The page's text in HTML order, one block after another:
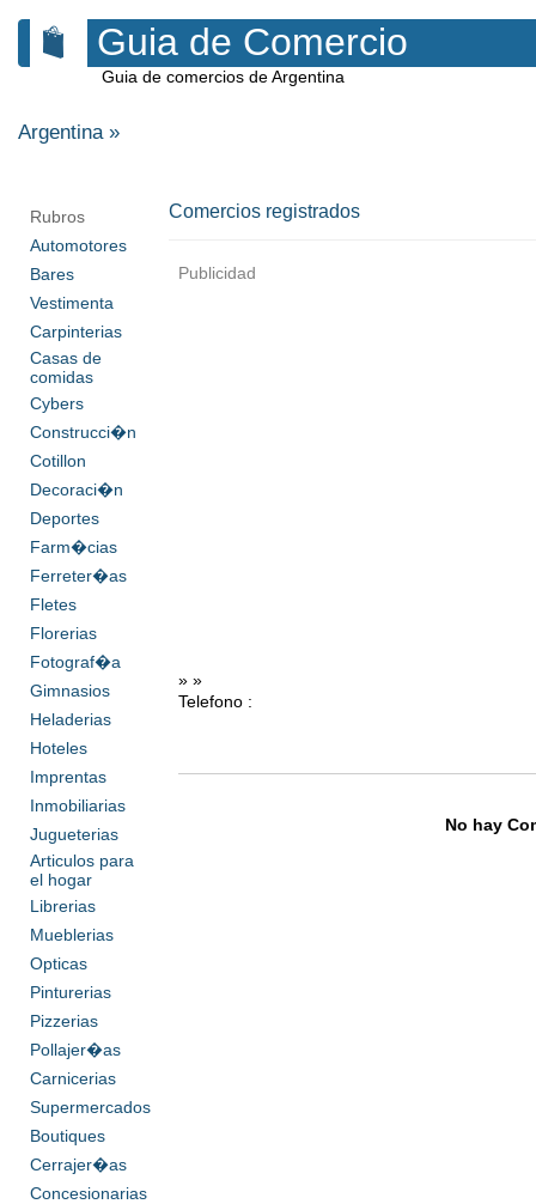
Guia de Comercio
Guia de comercios de Argentina
Argentina»
Rubros
Automotores
Bares
Vestimenta
Carpinterias
Casas de
comidas
Cybers
Construcci�n
Cotillon
Decoraci�n
Deportes
Farm�cias
Ferreter�as
Fletes
Florerias
Fotograf�a
Gimnasios
Heladerias
Hoteles
Imprentas
Inmobiliarias
Jugueterias
Articulos para
el hogar
Librerias
Mueblerias
Opticas
Pinturerias
Pizzerias
Pollajer�as
Carnicerias
Supermercados
Boutiques
Cerrajer�as
Concesionarias
Comercios registrados
Publicidad
» »
Telefono :
No hay